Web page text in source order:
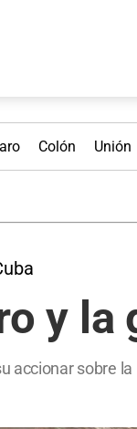
Colón Unión
y
accionar sobre